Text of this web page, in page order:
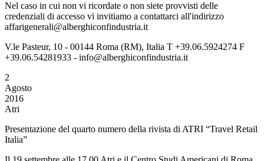
Nel caso in cui non vi ricordate o non siete provvisti delle
credenziali di accesso vi invitiamo a contattarci all'indirizzo
affarigenerali@alberghiconfindustria.it
V.le Pasteur, 10 - 00144 Roma (RM), Italia T +39.06.5924274 F
+39.06.54281933 - info@alberghiconfindustria.it
2
Agosto
2016
Atri
Presentazione del quarto numero della rivista di ATRI “Travel Retail
Italia”